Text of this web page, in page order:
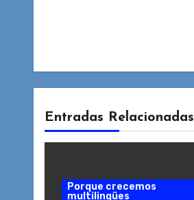
Entradas Relacionadas
Porque crecemos
multilingües